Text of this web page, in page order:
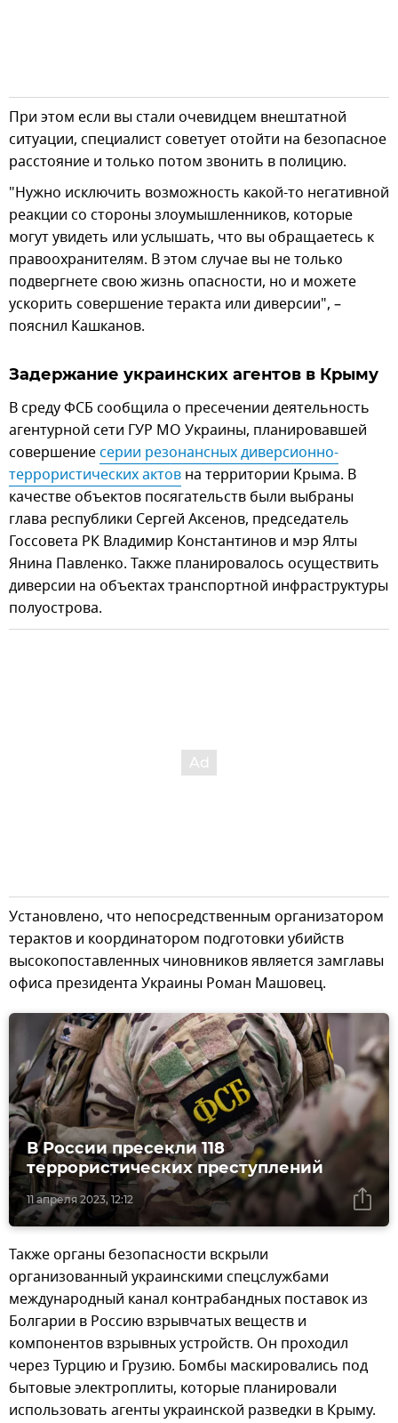
При этом если вы стали очевидцем внештатной
ситуации, специалист советует отойти на безопасное
расстояние и только потом звонить в полицию.
"Нужно исключить возможность какой-то негативной
реакции со стороны злоумышленников, которые
могут увидеть или услышать, что вы обращаетесь к
правоохранителям. В этом случае вы не только
подвергнете свою жизнь опасности, но и можете
ускорить совершение теракта или диверсии", –
пояснил Кашканов.
Задержание украинских агентов в Крыму
В среду ФСБ сообщила о пресечении деятельность
агентурной сети ГУР МО Украины, планировавшей
совершение серии резонансных диверсионно-
террористических актов на территории Крыма. В
качестве объектов посягательств были выбраны
глава республики Сергей Аксенов, председатель
Госсовета РК Владимир Константинов и мэр Ялты
Янина Павленко. Также планировалось осуществить
диверсии на объектах транспортной инфраструктуры
полуострова.
Установлено, что непосредственным организатором
терактов и координатором подготовки убийств
высокопоставленных чиновников является замглавы
офиса президента Украины Роман Машовец.
11 апреля 2023, 12:12
В России пресекли 118
террористических преступлений
Также органы безопасности вскрыли
организованный украинскими спецслужбами
международный канал контрабандных поставок из
Болгарии в Россию взрывчатых веществ и
компонентов взрывных устройств. Он проходил
через Турцию и Грузию. Бомбы маскировались под
бытовые электроплиты, которые планировали
использовать агенты украинской разведки в Крыму.